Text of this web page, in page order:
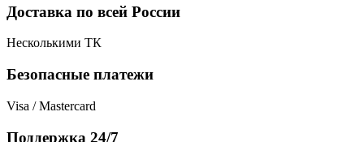
Доставка по всей России
Несколькими ТК
Безопасные платежи
Visa / Mastercard
Поддержка 24/7